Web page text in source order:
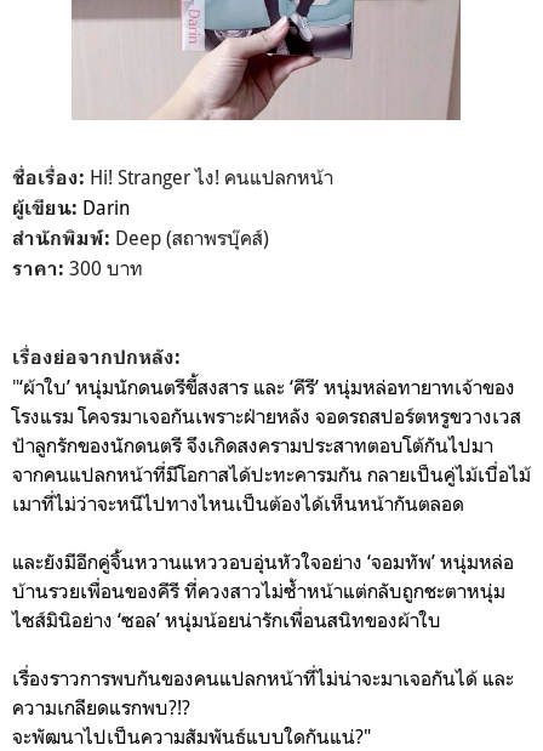
ชื่อเรื่อง: Hi! Stranger ไง! คนแปลกหน้า
ผู้เขียน: Darin
สำนักพิมพ์: Deep (สถาพรบุ๊คส์)
ราคา: 300 บาท
เรื่องย่อจากปกหลัง:
"‘ผ้าใบ’ หนุ่มนักดนตรีขี้สงสาร และ ‘คีรี’ หนุ่มหล่อทายาทเจ้าของ
โรงแรม โคจรมาเจอกันเพราะฝ่ายหลัง จอดรถสปอร์ตหรูขวางเวส
ป้าลูกรักของนักดนตรี จึงเกิดสงครามประสาทตอบโต้กันไปมา
จากคนแปลกหน้าที่มีโอกาสได้ปะทะคารมกัน กลายเป็นคู่ไม้เบื่อไม้
เมาที่ไม่ว่าจะหนีไปทางไหนเป็นต้องได้เห็นหน้ากันตลอด
และยังมีอีกคู่จิ้นหวานแหววอบอุ่นหัวใจอย่าง ‘จอมทัพ’ หนุ่มหล่อ
บ้านรวยเพื่อนของคีรี ที่ควงสาวไม่ซ้ำหน้าแต่กลับถูกชะตาหนุ่ม
ไซส์มินิอย่าง ‘ซอล’ หนุ่มน้อยน่ารักเพื่อนสนิทของผ้าใบ
เรื่องราวการพบกันของคนแปลกหน้าที่ไม่น่าจะมาเจอกันได้ และ
ความเกลียดแรกพบ?!?
จะพัฒนาไปเป็นความสัมพันธ์แบบใดกันแน่?"